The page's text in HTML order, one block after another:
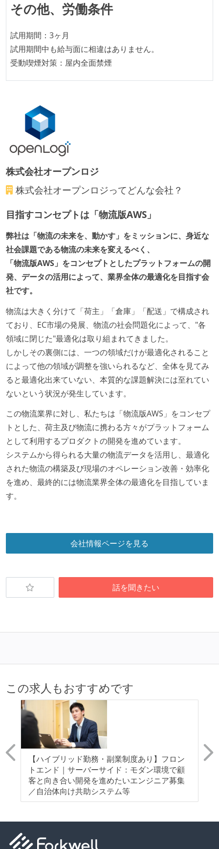
る
アジャイル実践状況
1ヶ月以下の短い期間でのイテレーション開発を実践
している
デイリーでスタンドアップミーティング、またはそれ
イテレーションの最後などに、定期的にチームでふり
かえりミーティングを行っている
継続的なデプロイ（デリバリー）を行っている
ワークフローの整備
全てのコードをバージョン管理ツールで管理している
各メンバーが実装したコードのマージは Pull Request
自動（＝システム化され、1コマンドで実行できる）
ビルド、自動デプロイ環境が整備されている
コードによるインフラ構成管理（Infrastructure as
Code）の環境が整備されている
オープンな情報共有
KPI などチームの目標・実績値について、メンバーの
誰もがいつでも閲覧可能になっている
ドキュメントの整備やペアプロ、モブワークなど、ナ
レッジの共有を積極的に行っている（属人性を減らす
取り組みをしている）
大規模サービスの開発
テーブル数が多い (数百以上)
ド以上）
1つのプロダクトを5チーム以上の開発チーム（ストリ
ームアラインド、プラットフォーム等）で分担して開
発・運用している
労働環境の自由度
2年以内に未就学児を子育てしながら働いていたエン
ジニアがいる
待遇・福利厚生
ある
イが支給される
職業安定法に対応する記載事項
休日制度：完全週休2日制（土日祝休み）
休憩時間：1時間
フレックスタイム制の所定労働時間：1日平均8時間相
裁量労働制のみなし労働時間：1日8時間
【裁量労働制を適応している】
労働契約期間：無期雇用
社会保険：各種社会保険完備（雇用・労災・健康・厚
その他、労働条件
試用期間：3ヶ月
試用期間中も給与面に相違はありません。
受動喫煙対策：屋内全面禁煙
株式会社オープンロジ
株式会社オープンロジってどんな会社？
目指すコンセプトは「物流版AWS」
弊社は「物流の未来を、動かす」をミッションに、身近な
社会課題である物流の未来を変えるべく、
「物流版AWS」をコンセプトとしたプラットフォームの開
発、データの活用によって、業界全体の最適化を目指す会
社です。
物流は大きく分けて「荷主」「倉庫」「配送」で構成され
ており、EC市場の発展、物流の社会問題化によって、"各
領域に閉じた"最適化は取り組まれてきました。
しかしその裏側には、一つの領域だけが最適化されること
によって他の領域が調整を強いられるなど、全体を見てみ
ると最適化出来ていない、本質的な課題解決には至れてい
ないという状況が発生しています。
この物流業界に対し、私たちは「物流版AWS」をコンセプ
トとした、荷主及び物流に携わる方々がプラットフォーム
として利用するプロダクトの開発を進めています。
システムから得られる大量の物流データを活用し、最適化
された物流の構築及び現場のオペレーション改善・効率化
を進め、最終的には物流業界全体の最適化を目指していま
す。
会社情報ページを見る
話を聞きたい
この求人もおすすめです
【ハイブリッド勤務・副業制度あり】フロン
トエンド｜サーバーサイド：モダン環境で顧
客と向き合い開発を進めたいエンジニア募集
／自治体向け共助システム等